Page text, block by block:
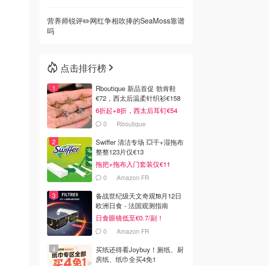
营养师锐评✏️网红争相吹捧的SeaMoss靠谱
吗
点击排行榜
Rboutique 新品首促 勃肯鞋
€72，西太后温柔针织衫€158
6折起+8折，西太后耳钉€54
0 Rboutique
Swiffer 清洁专场 💥干+湿拖布
整整123片仅€13
拖把+拖布入门套装仅€11
0 Amazon FR
备战世纪级天文奇观❗️8月12日
欧洲日食 - 法国观测指南
日食眼镜低至€0.7/副！
0 Amazon FR
买纸还得看Joybuy！厕纸、厨
房纸、纸巾全买4免1